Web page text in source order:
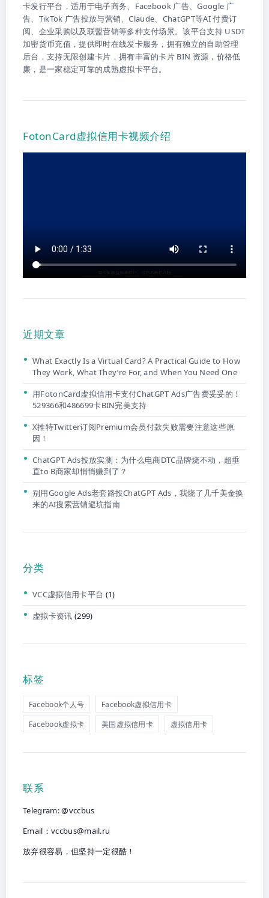
卡发行平台，适用于电子商务、Facebook 广告、Google 广
告、TikTok 广告投放与营销、Claude、ChatGPT等AI 付费订
阅、企业采购以及联盟营销等多种支付场景。该平台支持 USDT
加密货币充值，提供即时在线发卡服务，拥有独立的自助管理
后台，支持无限创建卡片，拥有丰富的卡片 BIN 资源，价格低
廉，是一家稳定可靠的成熟虚拟卡平台。
FotonCard虚拟信用卡视频介绍
近期文章
What Exactly Is a Virtual Card? A Practical Guide to How
They Work, What They’re For, and When You Need One
用FotonCard虚拟信用卡支付ChatGPT Ads广告费妥妥的！
529366和486699卡BIN完美支持
X推特Twitter订阅Premium会员付款失败需要注意这些原
因！
ChatGPT Ads投放实测：为什么电商DTC品牌烧不动，超垂
直to B商家却悄悄赚到了？
别用Google Ads老套路投ChatGPT Ads，我烧了几千美金换
来的AI搜索营销避坑指南
分类
VCC虚拟信用卡平台 (1)
虚拟卡资讯 (299)
标签
Facebook个人号
Facebook虚拟信用卡
Facebook虚拟卡
美国虚拟信用卡 虚拟信用卡
联系
Telegram: @vccbus
Email： vccbus@mail.ru
放弃很容易，但坚持一定很酷！